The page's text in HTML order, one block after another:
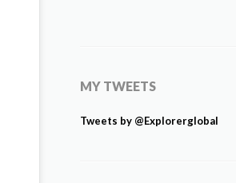
MY TWEETS
Tweets by @Explorerglobal